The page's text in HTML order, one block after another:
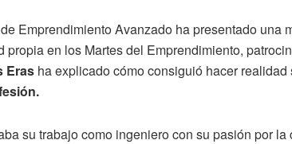
Emprendimiento Avanzado ha presentado una
propia en los Martes del Emprendimiento,
Eras ha explicado cómo consiguió hacer realidad
su trabajo como ingeniero con su pasión por la